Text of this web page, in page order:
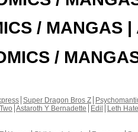
/ MANGAS |
/
Super Dragon Bros Z
Astaroth Y Bernadette Edil
Leth Hate